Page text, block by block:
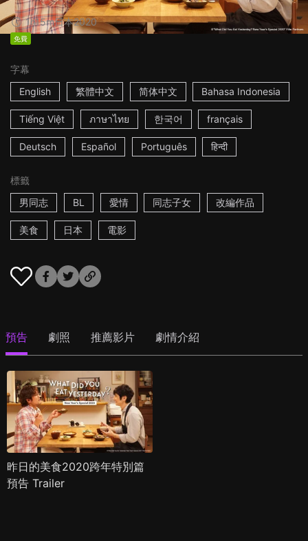
1h15m日本2020
免費
字幕
English
繁體中文 简体中文 Bahasa Indonesia
Tiếng Việt ภาษาไทย 한국어 français
Deutsch Español Português हिन्दी
標籤
男同志
BL 愛情 同志子女 改編作品
美食 日本 電影
預告 劇照 推薦影片 劇情介紹
昨日的美食2020跨年特別篇
預告 Trailer